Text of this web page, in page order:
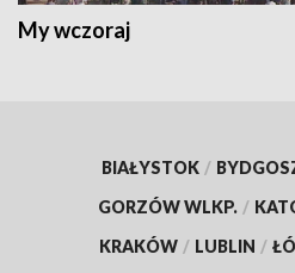
My wczoraj
BIAŁYSTOK /
GORZÓW WLKP. /
KRAKÓW / LUBLIN /